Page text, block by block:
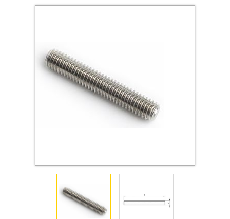
Заклепки (Гайки-Заклепки)
Крюки, кольца с метрической резьбой
Крюки, кольца с шурупной резьбой
Оснастка и аксессуары для яхт